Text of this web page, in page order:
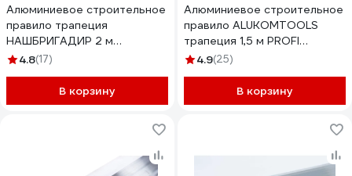
Алюминиевое строительное
правило трапеция
НАШБРИГАДИР 2 м
22149520B
4.8(17)
В корзину
Алюминиевое строительное
правило ALUKOMTOOLS
трапеция 1,5 м PROFI
PLASTER 22149515
4.9(25)
В корзину